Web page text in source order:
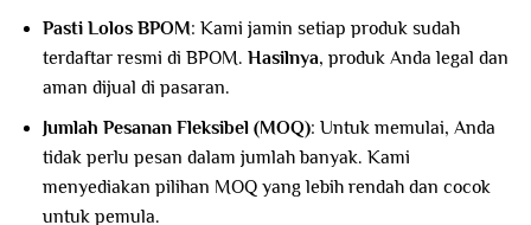
Pasti Lolos BPOM: Kami jamin setiap produk sudah
terdaftar resmi di BPOM. Hasilnya, produk Anda legal dan
aman dijual di pasaran.
Jumlah Pesanan Fleksibel (MOQ): Untuk memulai, Anda
tidak perlu pesan dalam jumlah banyak. Kami
menyediakan pilihan MOQ yang lebih rendah dan cocok
untuk pemula.